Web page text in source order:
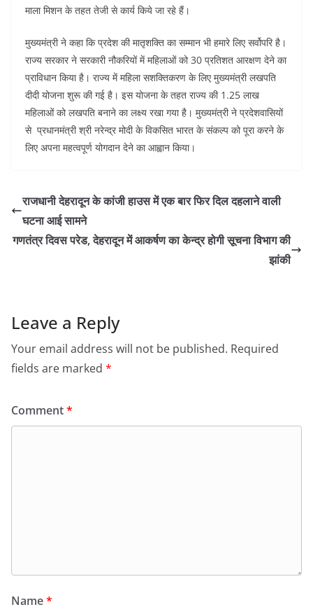
माला मिशन के तहत तेजी से कार्य किये जा रहे हैं।
मुख्यमंत्री ने कहा कि प्रदेश की मातृशक्ति का सम्मान भी हमारे लिए सर्वोपरि है।
राज्य सरकार ने सरकारी नौकरियों में महिलाओं को 30 प्रतिशत आरक्षण देने का
प्राविधान किया है। राज्य में महिला सशक्तिकरण के लिए मुख्यमंत्री लखपति
दीदी योजना शुरू की गई है। इस योजना के तहत राज्य की 1.25 लाख
महिलाओं को लखपति बनाने का लक्ष्य रखा गया है। मुख्यमंत्री ने प्रदेशवासियों
से प्रधानमंत्री श्री नरेन्द्र मोदी के विकसित भारत के संकल्प को पूरा करने के
लिए अपना महत्वपूर्ण योगदान देने का आह्वान किया।
राजधानी देहरादून के कांजी हाउस में एक बार फिर दिल दहलाने वाली
घटना आई सामने
गणतंत्र दिवस परेड, देहरादून में आकर्षण का केन्द्र होगी सूचना विभाग की
झांकी
Leave a Reply
Your email address will not be published. Required
fields are marked *
Comment*
Name*